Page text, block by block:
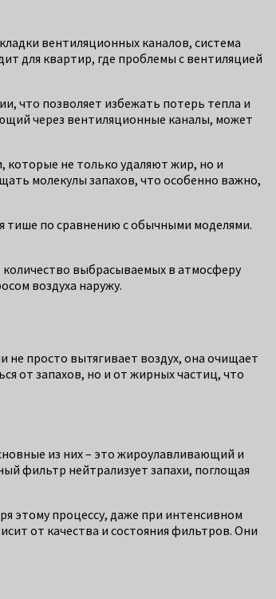
вентиляционных каналов, система
для квартир, где проблемы с вентиляцией
что позволяет избежать потерь тепла и
через вентиляционные каналы, может
не только удаляют жир, но и
молекулы запахов, что особенно важно,
тише по сравнению с обычными моделями.
выбрасываемых в атмосферу
воздуха наружу.
не просто вытягивает воздух, она очищает
от запахов, но и от жирных частиц, что
из них – это жироулавливающий и
фильтр нейтрализует запахи, поглощая
этому процессу, даже при интенсивном
от качества и состояния фильтров. Они